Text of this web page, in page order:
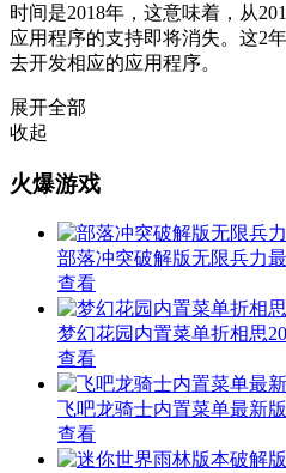
时间是2018年，这意味着，从
应用程序的支持即将消失。这2
去开发相应的应用程序。
展开全部
收起
火爆游戏
部落冲突破解版无限兵力
查看
梦幻花园内置菜单折相思
查看
飞吧龙骑士内置菜单最新
查看